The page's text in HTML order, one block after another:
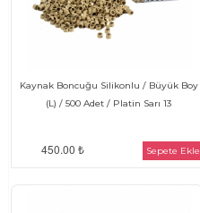
Kaynak Boncuğu Silikonlu / Büyük Boy
(L) / 500 Adet / Platin Sarı 13
450.00 ₺ Sepete Ekle